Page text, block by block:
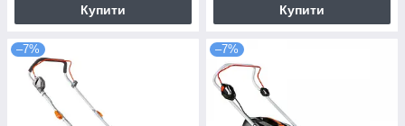
Купити Купити
–7% –7%